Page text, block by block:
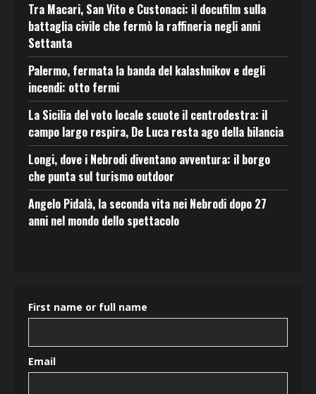
Tra Macari, San Vito e Custonaci: il docufilm sulla
battaglia civile che fermò la raffineria negli anni
Settanta
Palermo, fermata la banda del kalashnikov e degli
incendi: otto fermi
La Sicilia del voto locale scuote il centrodestra: il
campo largo respira, De Luca resta ago della bilancia
Longi, dove i Nebrodi diventano avventura: il borgo
che punta sul turismo outdoor
Angelo Pidalà, la seconda vita nei Nebrodi dopo 27
anni nel mondo dello spettacolo
First name or full name
Email